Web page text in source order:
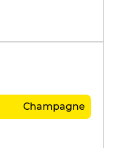
Champagne